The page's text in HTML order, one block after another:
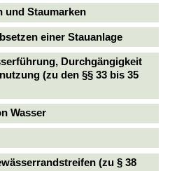
und Staumarken
einer Stauanlage
Durchgängigkeit
(zu den §§ 33 bis 35
Wasser
(zu § 38